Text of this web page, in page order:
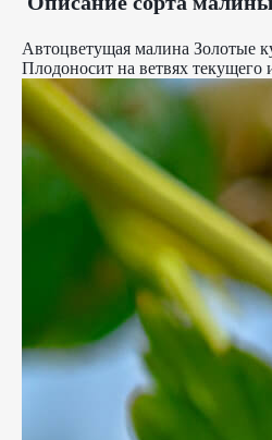
Автоцветущая малина Золотые
Плодоносит на ветвях текущего